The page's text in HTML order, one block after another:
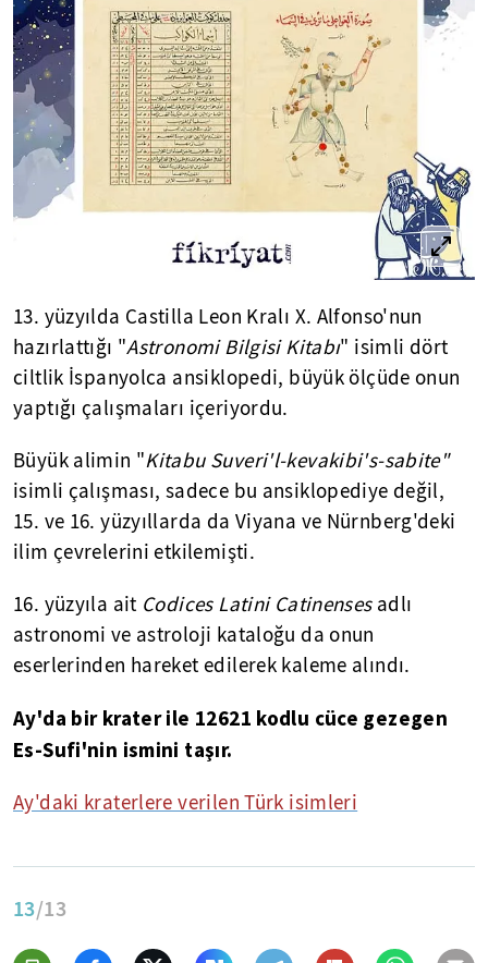
13. yüzyılda Castilla Leon Kralı X. Alfonso'nun
hazırlattığı "Astronomi Bilgisi Kitabı" isimli dört
ciltlik İspanyolca ansiklopedi, büyük ölçüde onun
yaptığı çalışmaları içeriyordu.
Büyük alimin "Kitabu Suveri'l-kevakibi's-sabite"
isimli çalışması, sadece bu ansiklopediye değil,
15. ve 16. yüzyıllarda da Viyana ve Nürnberg'deki
ilim çevrelerini etkilemişti.
16. yüzyıla ait Codices Latini Catinenses adlı
astronomi ve astroloji kataloğu da onun
eserlerinden hareket edilerek kaleme alındı.
Ay'da bir krater ile 12621 kodlu cüce gezegen
Es-Sufi'nin ismini taşır.
Ay'daki kraterlere verilen Türk isimleri
13/13